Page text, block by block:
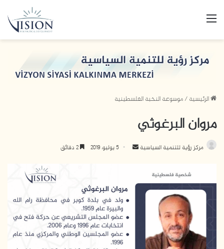
الرئيسية/موسوعة النخبة الفلسطينية
مروان البرغوثي
مركز رؤية للتنمية السياسية 5 يوليو، 2019